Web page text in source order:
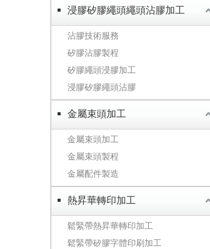
浸膠矽膠繩頭繩頭沾膠加工
沾膠技術服務
矽膠沾膠製程
矽膠繩頭浸膠加工
浸膠矽膠繩頭沾膠
金屬束頭加工
金屬束頭加工
金屬束頭製程
金屬配件製造
熱昇華轉印加工
鬆緊帶熱昇華轉印加工
鬆緊帶矽膠字體印刷加工